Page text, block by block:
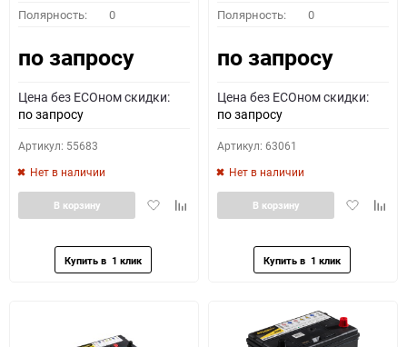
Полярность: 0
по запросу
Цена без ECOном скидки:
по запросу
Артикул: 55683
Нет в наличии
ДобавитьДобавить
В корзину
Полярность: 0
по запросу
Цена без ECOном скидки:
по запросу
Артикул: 63061
Нет в наличии
Добавить
В корзину